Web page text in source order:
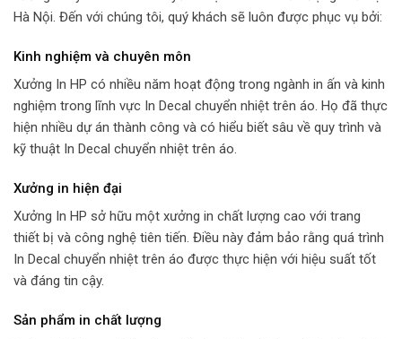
Hà Nội. Đến với chúng tôi, quý khách sẽ luôn được phục vụ bởi:
Kinh nghiệm và chuyên môn
Xưởng In HP có nhiều năm hoạt động trong ngành in ấn và kinh
nghiệm trong lĩnh vực In Decal chuyển nhiệt trên áo. Họ đã thực
hiện nhiều dự án thành công và có hiểu biết sâu về quy trình và
kỹ thuật In Decal chuyển nhiệt trên áo.
Xưởng in hiện đại
Xưởng In HP sở hữu một xưởng in chất lượng cao với trang
thiết bị và công nghệ tiên tiến. Điều này đảm bảo rằng quá trình
In Decal chuyển nhiệt trên áo được thực hiện với hiệu suất tốt
và đáng tin cậy.
Sản phẩm in chất lượng